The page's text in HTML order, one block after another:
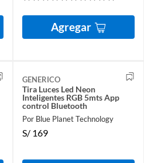
Agregar
GENERICO
Tira Luces Led Neon
Inteligentes RGB 5mts App
control Bluetooth
Por Blue Planet Technology
S/ 169